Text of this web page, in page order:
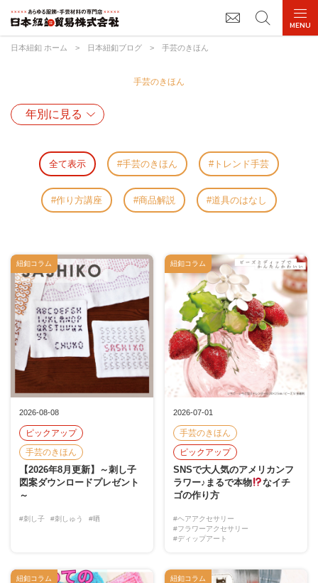
日本紐釦 ホーム > 日本紐釦ブログ > 手芸のきほん
手芸のきほん
全て表示 手芸のきほん トレンド手芸
作り方講座 商品解説 道具のはなし
2026-08-08
ピックアップ
手芸のきほん
【2026年8月更新】～刺し子
図案ダウンロードプレゼント
～
#刺し子 #刺しゅう #晒
紐釦コラム
2026-07-01
手芸のきほん
ピックアップ
SNSで大人気のアメリカンフ
ラワー♪まるで本物
なイチ
ゴの作り方
#ヘアアクセサリー
#フラワーアクセサリー
#ディップアート
紐釦コラム
紐釦コラム 紐釦コラム